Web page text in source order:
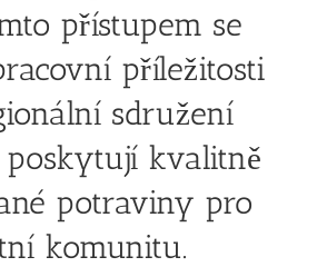
přístupem se
příležitosti
sdružení
kvalitně
potraviny pro
komunitu.